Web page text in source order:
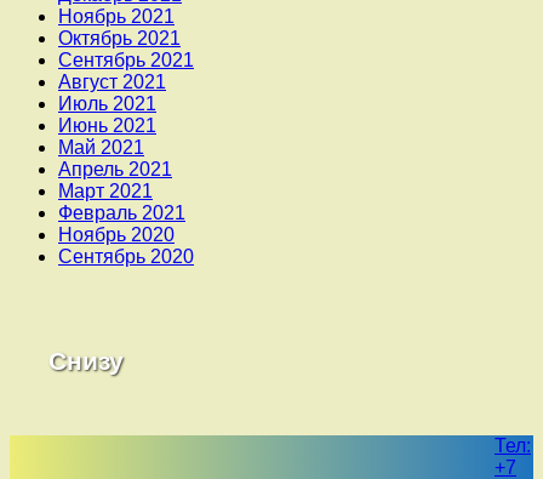
Ноябрь 2021
Октябрь 2021
Сентябрь 2021
Август 2021
Июль 2021
Июнь 2021
Май 2021
Апрель 2021
Март 2021
Февраль 2021
Ноябрь 2020
Сентябрь 2020
Снизу
Тел:
+7